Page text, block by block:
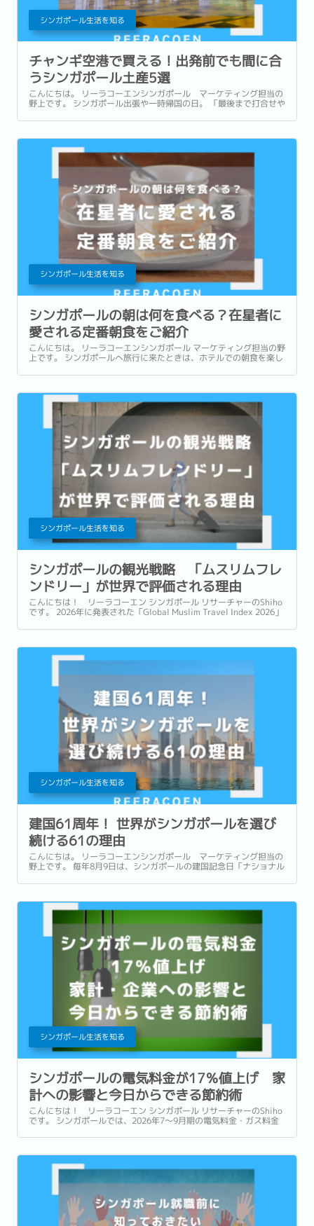
シンガポール生活を知る
チャンギ空港で買える！出発前でも間に合
うシンガポール土産5選
こんにちは。 リーラコーエンシンガポール マーケティング担当の
野上です。 シンガポール出張や一時帰国の日。 「最後まで打合せや
時帰国ギリギリまで予定が詰まっていてお土産が買えなかっ
シンガポール生活を知る
シンガポールの朝は何を食べる？在星者に
愛される定番朝食をご紹介
こんにちは。 リーラコーエンシンガポール マーケティング担当の野
上です。 シンガポールへ旅行に来たときは、ホテルでの朝食を楽し
しれません。 一方で、実際に暮らし始めると、「朝食」は毎日の生
シンガポール生活を知る
シンガポールの観光戦略 「ムスリムフレ
ンドリー」が世界で評価される理由
こんにちは！ リーラコーエン シンガポール リサーチャーのShiho
です。 2026年に発表された「Global Muslim Travel Index 2026」
シンガポール生活を知る
建国61周年！ 世界がシンガポールを選び
続ける61の理由
こんにちは。 リーラコーエンシンガポール マーケティング担当の
野上です。 毎年8月9日は、シンガポールの建国記念日「ナショナル
デー」です。 1965年に独立を果たしたシンガポールは、今年で建
国61周年を迎えます。...
シンガポール生活を知る
シンガポールの電気料金が17％値上げ 家
計への影響と今日からできる節約術
こんにちは！ リーラコーエン シンガポール リサーチャーのShiho
です。 シンガポールでは、2026年7〜9月期の電気料金・ガス料金
半期比で約17％、ガス料金は約7％上昇となります。...